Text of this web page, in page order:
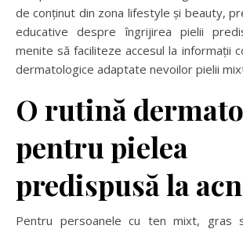
de conținut din zona lifestyle și beauty,
educative despre îngrijirea pielii
menite să faciliteze accesul la informații
dermatologice adaptate nevoilor pielii
O rutină
pentru pielea
predispusă la
Pentru persoanele cu ten mixt, gras